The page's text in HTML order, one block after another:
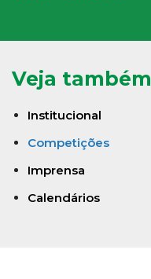
Veja também
Institucional
Competições
Imprensa
Calendários